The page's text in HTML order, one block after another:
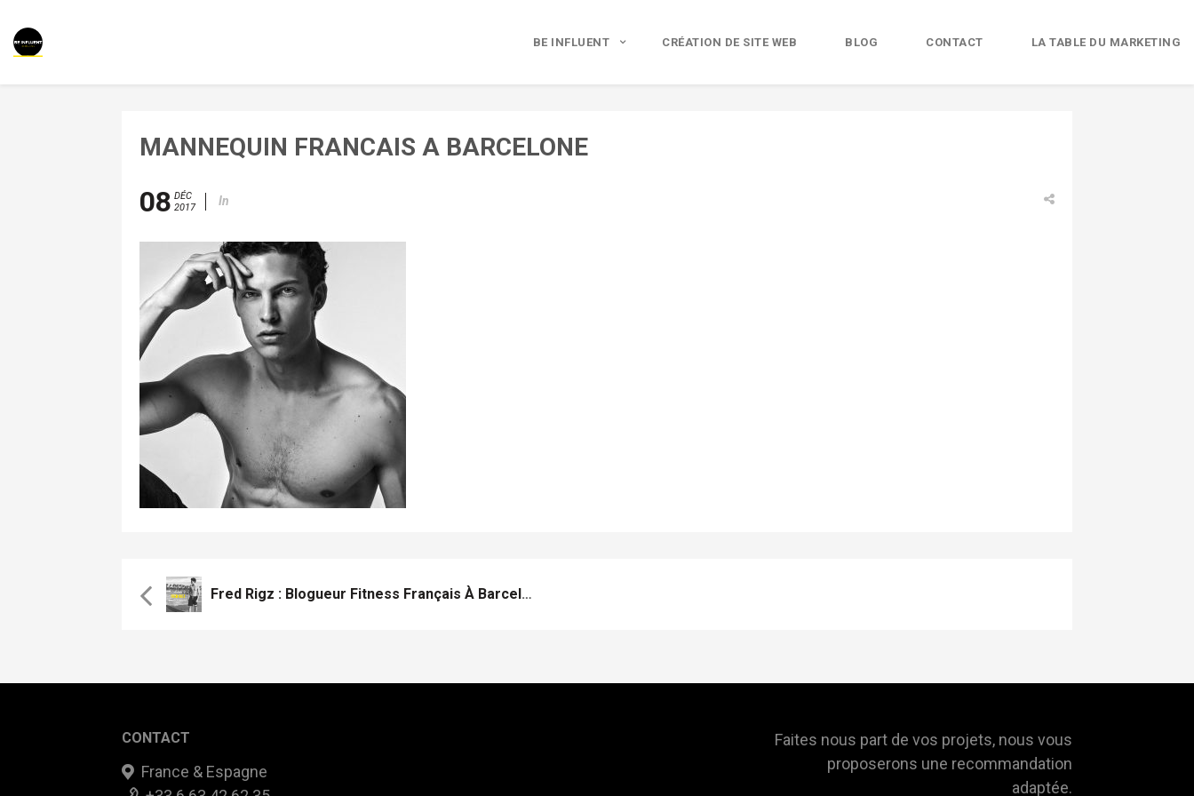
BE INFLUENT CRÉATION DE SITE WEB BLOG CONTACT LA TABLE DU MARKETING
MANNEQUIN FRANCAIS A BARCELONE
08 DÉC
2017
In
Fred Rigz : Blogueur Fitness Français À Barcelone
CONTACT
France & Espagne
Faites nous part de vos projets, nous vous
proposerons une recommandation
adaptée.